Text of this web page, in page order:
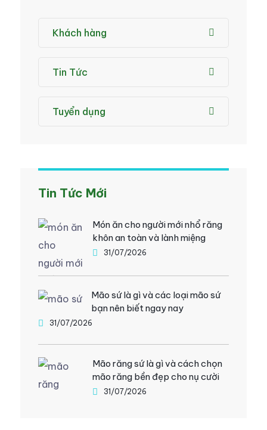
Khách hàng
Tin Tức
Tuyển dụng
Tin Tức Mới
Món ăn cho người mới nhổ răng
khôn an toàn và lành miệng
31/07/2026
Mão sứ là gì và các loại mão sứ
bạn nên biết ngay nay
31/07/2026
Mão răng sứ là gì và cách chọn
mão răng bền đẹp cho nụ cười
31/07/2026